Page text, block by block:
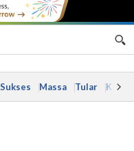
Sukses Massa Tular Kes